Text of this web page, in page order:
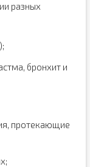
разных
бронхит и
протекающие